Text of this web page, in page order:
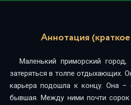
Аннотация
Маленький приморский
затеряться в толпе отдыхающих.
карьера подошла к концу. Она –
бывшая. Между ними почти сорок